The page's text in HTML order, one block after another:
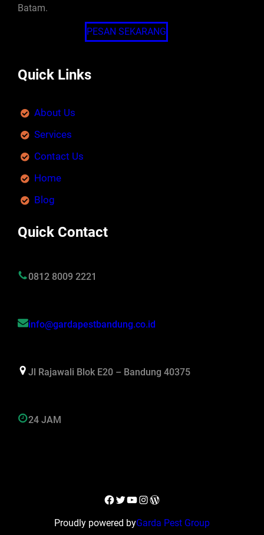
Batam.
PESAN SEKARANG
Quick Links
About Us
Services
Contact Us
Home
Blog
Quick Contact
0812 8009 2221
info@gardapestbandung.co.id
Jl Rajawali Blok E20 – Bandung 40375
24 JAM
Facebook
Twitter
YouTube
Instagram
WordPress
Proudly powered byGarda Pest Group